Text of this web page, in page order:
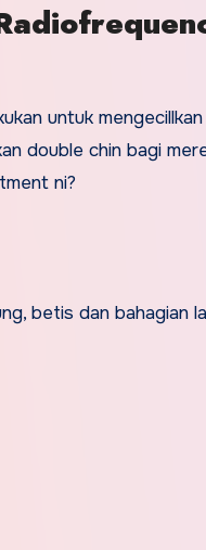
untuk
double chin bagi
ni?
betis dan bahagian